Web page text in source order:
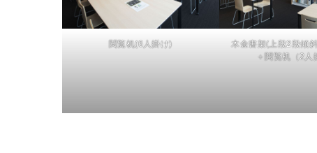
閲覧机(6人掛け)
木金書架(上段2段傾
＋閲覧机（2人